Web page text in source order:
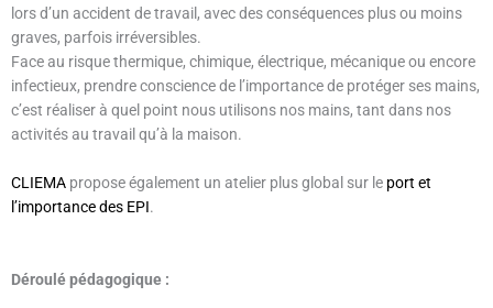
lors d’un accident de travail, avec des conséquences plus ou moins
graves, parfois irréversibles.
Face au risque thermique, chimique, électrique, mécanique ou encore
infectieux, prendre conscience de l’importance de protéger ses mains,
c’est réaliser à quel point nous utilisons nos mains, tant dans nos
activités au travail qu’à la maison.
CLIEMA propose également un atelier plus global sur le port et
l’importance des EPI.
Déroulé pédagogique :